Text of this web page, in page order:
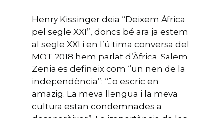
Henry Kissinger deia “Deixem Àfrica
pel segle XXI”, doncs bé ara ja estem
al segle XXI i en l’última conversa del
MOT 2018 hem parlat d’Àfrica. Salem
Zenia es defineix com “un nen de la
independència”: “Jo escric en
amazig. La meva llengua i la meva
cultura estan condemnades a